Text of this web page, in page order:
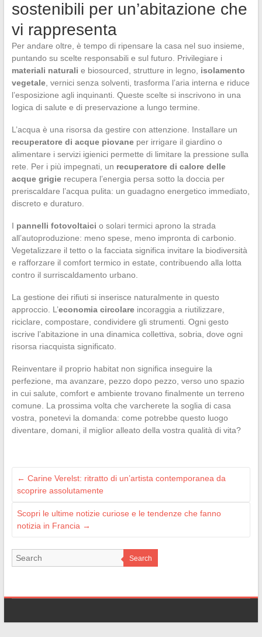
sostenibili per un’abitazione che
vi rappresenta
Per andare oltre, è tempo di ripensare la casa nel suo insieme,
puntando su scelte responsabili e sul futuro. Privilegiare i
materiali naturali e biosourced, strutture in legno, isolamento
vegetale, vernici senza solventi, trasforma l’aria interna e riduce
l’esposizione agli inquinanti. Queste scelte si inscrivono in una
logica di salute e di preservazione a lungo termine.
L’acqua è una risorsa da gestire con attenzione. Installare un
recuperatore di acque piovaneper irrigare il giardino o
alimentare i servizi igienici permette di limitare la pressione sulla
rete. Per i più impegnati, un recuperatore di calore delle
acque grigierecupera l’energia persa sotto la doccia per
preriscaldare l’acqua pulita: un guadagno energetico immediato,
discreto e duraturo.
I pannelli fotovoltaici o solari termici aprono la strada
all’autoproduzione: meno spese, meno impronta di carbonio.
Vegetalizzare il tetto o la facciata significa invitare la biodiversità
e rafforzare il comfort termico in estate, contribuendo alla lotta
contro il surriscaldamento urbano.
La gestione dei rifiuti si inserisce naturalmente in questo
approccio. L’economia circolareincoraggia a riutilizzare,
riciclare, compostare, condividere gli strumenti. Ogni gesto
iscrive l’abitazione in una dinamica collettiva, sobria, dove ogni
risorsa riacquista significato.
Reinventare il proprio habitat non significa inseguire la
perfezione, ma avanzare, pezzo dopo pezzo, verso uno spazio
in cui salute, comfort e ambiente trovano finalmente un terreno
comune. La prossima volta che varcherete la soglia di casa
vostra, ponetevi la domanda: come potrebbe questo luogo
diventare, domani, il miglior alleato della vostra qualità di vita?
← Carine Verelst: ritratto di un’artista contemporanea da
scoprire assolutamente
Scopri le ultime notizie curiose e le tendenze che fanno
notizia in Francia →
Search